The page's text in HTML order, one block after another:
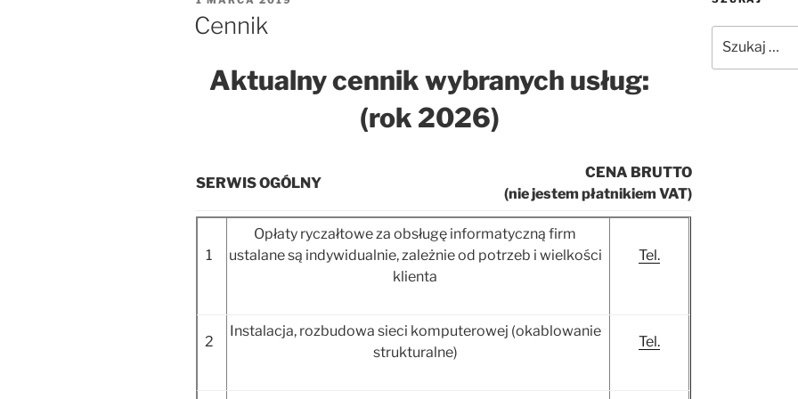
W
Cennik
Aktualny cennik wybranych usług:
(rok 2026)
SERWIS OGÓLNY
CENA BRUTTO
(nie jestem płatnikiem VAT)
1
Opłaty ryczałtowe za obsługę informatyczną firm
ustalane są indywidualnie, zależnie od potrzeb i wielkości
klienta
Tel.
2
Instalacja, rozbudowa sieci komputerowej (okablowanie
strukturalne)
Tel.